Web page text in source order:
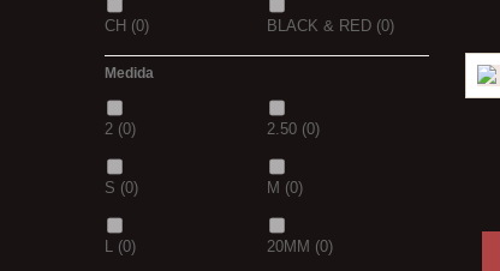
CH (0) BLACK & RED (0)
(0) (0)
(0) (0)
(0)
Medida
2 (0) 2.50 (0)
S (0) M (0)
L (0) 20MM (0)